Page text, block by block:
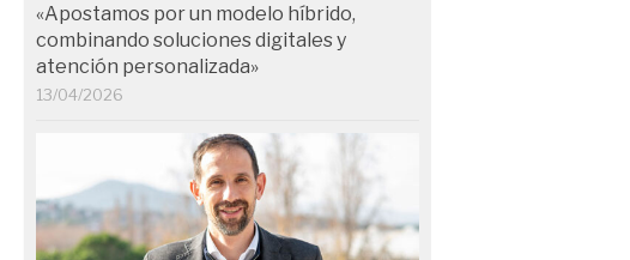
«Apostamos por un modelo híbrido,
combinando soluciones digitales y
atención personalizada»
13/04/2026